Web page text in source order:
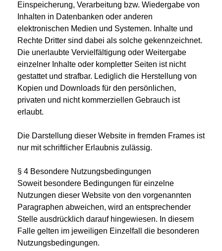
Einspeicherung, Verarbeitung bzw. Wiedergabe von
Inhalten in Datenbanken oder anderen
elektronischen Medien und Systemen. Inhalte und
Rechte Dritter sind dabei als solche gekennzeichnet.
Die unerlaubte Vervielfältigung oder Weitergabe
einzelner Inhalte oder kompletter Seiten ist nicht
gestattet und strafbar. Lediglich die Herstellung von
Kopien und Downloads für den persönlichen,
privaten und nicht kommerziellen Gebrauch ist
erlaubt.
Die Darstellung dieser Website in fremden Frames ist
nur mit schriftlicher Erlaubnis zulässig.
§ 4 Besondere Nutzungsbedingungen
Soweit besondere Bedingungen für einzelne
Nutzungen dieser Website von den vorgenannten
Paragraphen abweichen, wird an entsprechender
Stelle ausdrücklich darauf hingewiesen. In diesem
Falle gelten im jeweiligen Einzelfall die besonderen
Nutzungsbedingungen.